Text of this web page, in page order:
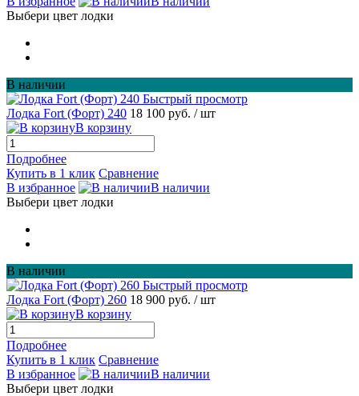
Выбери цвет лодки
В наличии
Быстрый просмотр
Лодка Fort (Форт) 240 18 100 руб. / шт
В корзину
Подробнее
Купить в 1 клик Сравнение
В избранное
В наличии
Выбери цвет лодки
В наличии
Быстрый просмотр
Лодка Fort (Форт) 260 18 900 руб. / шт
В корзину
Подробнее
Купить в 1 клик Сравнение
В избранное
В наличии
Выбери цвет лодки